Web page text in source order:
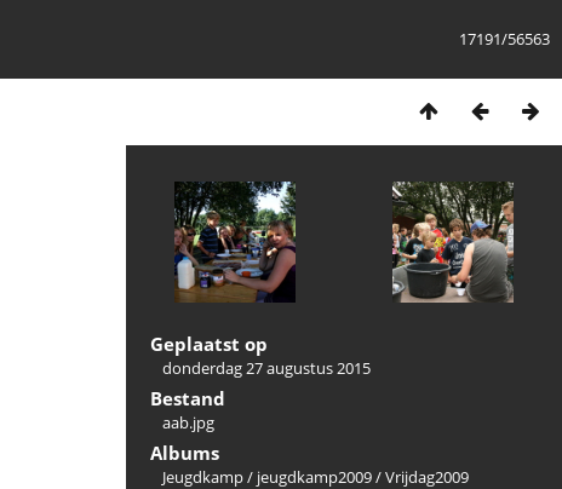
17191/56563
Geplaatst op
donderdag 27 augustus 2015
Bestand
aab.jpg
Albums
Jeugdkamp/ jeugdkamp2009/Vrijdag2009